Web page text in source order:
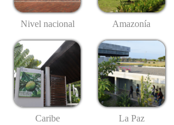
Nivel nacional Amazonía
Caribe La Paz